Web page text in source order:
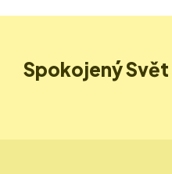
Spokojený Svět